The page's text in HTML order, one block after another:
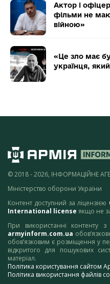
Актор і
фільми не
війною»
«Це зло має
українця,
© 2018 - 2026, ІНФОРМАЦІЙНЕ
Міністерство оборони України
Контент доступний за ліцензією
International license якщо не
При використанні контенту
armyinform.com.ua
обов’язковим є розміщення у
відкритого для пошукових
матеріал.
Політика користування сайтом
Політика використання файлів